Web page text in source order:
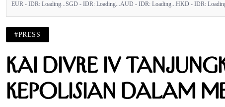
EUR - IDR: Loading...SGD - IDR: Loading...AUD - IDR: Loading...HKD - IDR:
#PRESS
KAI Divre IV
Kepolisian dalam